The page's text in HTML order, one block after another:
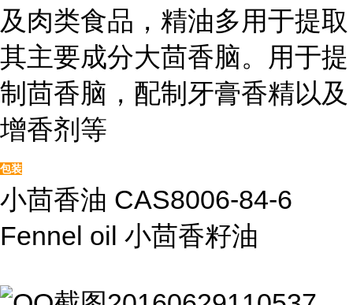
及肉类食品，精油多用于提取
其主要成分大茴香脑。用于提
制茴香脑，配制牙膏香精以及
增香剂等
包装
小茴香油 CAS8006-84-6
Fennel oil 小茴香籽油